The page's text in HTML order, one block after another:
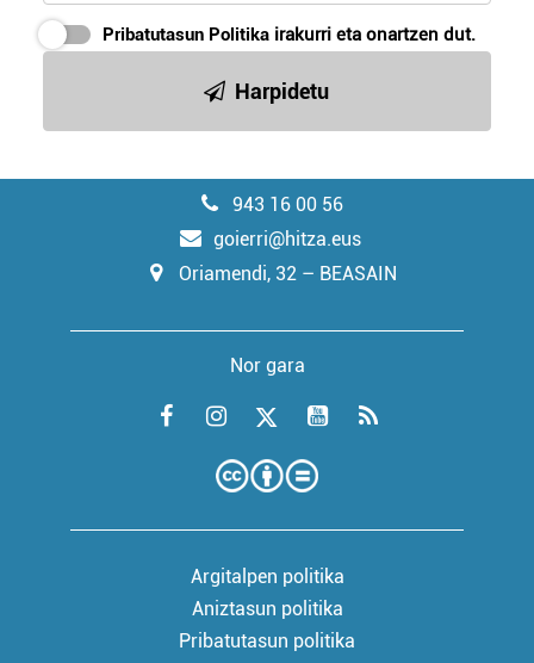
Pribatutasun Politika irakurri eta onartzen dut.
Harpidetu
943 16 00 56
goierri@hitza.eus
Oriamendi, 32 – BEASAIN
Nor gara
Argitalpen politika
Aniztasun politika
Pribatutasun politika